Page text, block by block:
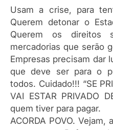
Usam a crise, para
Querem detonar o
Querem os direitos
mercadorias que serão
Empresas precisam dar
que deve ser para o
todos. Cuidado!!! “SE
VAI ESTAR PRIVADO
quem tiver para pagar.
ACORDA POVO.